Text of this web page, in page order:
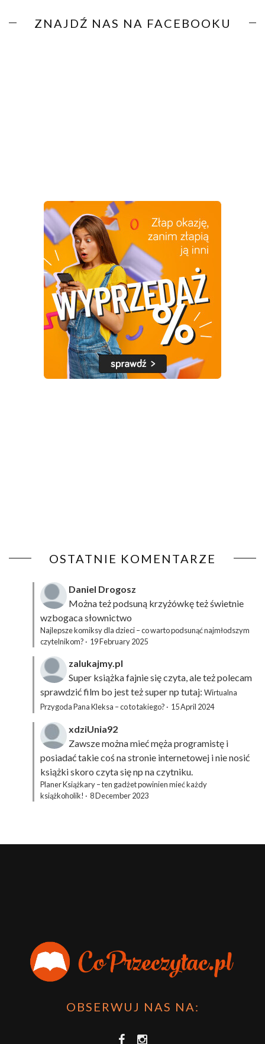
ZNAJDŹ NAS NA FACEBOOKU
OSTATNIE KOMENTARZE
Daniel Drogosz
Można też podsuną krzyżówkęteż świetnie
wzbogaca słownictwo
Najlepsze komiksy dla dzieci – co warto podsunąć najmłodszym
czytelnikom? · 19 February 2025
zalukajmy.pl
Super książka fajnie się czyta, ale też polecam
sprawdzić film bo jest też super np tutaj: Wirtualna
Przygoda Pana Kleksa – co to takiego? · 15 April 2024
xdziUnia92
Zawsze można mieć męża programistę i
posiadać takie coś na stronie internetowej i nie nosić
książki skoro czyta się np na czytniku.
Planer Książkary – ten gadżet powinien mieć każdy
książkoholik! · 8 December 2023
OBSERWUJ NAS NA: